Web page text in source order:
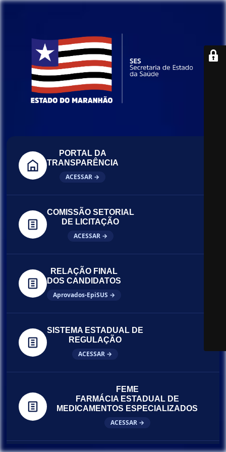
PORTAL DA
TRANSPARÊNCIA
ACESSAR →
COMISSÃO SETORIAL
DE LICITAÇÃO
ACESSAR →
RELAÇÃO FINAL
DOS CANDIDATOS
Aprovados-EpiSUS →
SISTEMA ESTADUAL DE
REGULAÇÃO
ACESSAR →
FEME
FARMÁCIA ESTADUAL DE
MEDICAMENTOS ESPECIALIZADOS
ACESSAR →